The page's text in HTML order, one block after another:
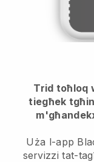
Trid toħloq
tiegħek
Uża l-app
servizzi tat-